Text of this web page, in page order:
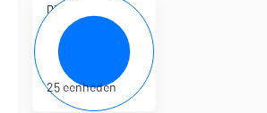
D310132
22 x 22 x 10 cm
2,81 per eenheid
70,30 per doos
25 eenheden